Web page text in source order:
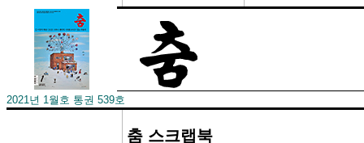
2021년 1월호 통권 539호
춤 스크랩북